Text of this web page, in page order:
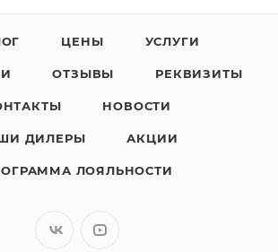
ЦЕНЫ УСЛУГИ
ОТЗЫВЫ РЕКВИЗИТЫ
НОВОСТИ
ДИЛЕРЫ АКЦИИ
ЛОЯЛЬНОСТИ